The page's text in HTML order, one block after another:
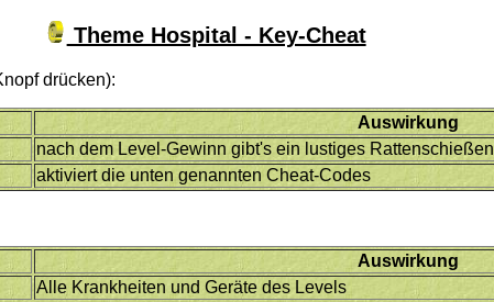
Theme Hospital - Key-Cheat
drücken):
Auswirkung
nach dem Level-Gewinn gibt's ein lustiges Rattenschießen
aktiviert die unten genannten Cheat-Codes
Auswirkung
Alle Krankheiten und Geräte des Levels